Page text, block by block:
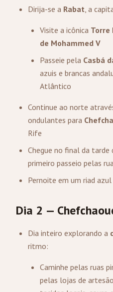
Dirija-se a Rabat, a
Visite a icônica Torre
de Mohammed V
Passeie pela Casbá
azuis e brancas
Atlântico
Continue ao norte
ondulantes para
Rife
Chegue no final da tarde
primeiro passeio pelas
Pernoite em um riad
Dia 2 —
Dia inteiro explorando a
ritmo:
Caminhe pelas ruas
pelas lojas de